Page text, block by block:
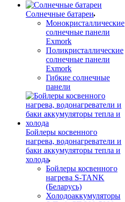
Солнечные батареи
Монокристаллические
солнечные панели
Exmork
Поликристаллические
солнечные панели
Exmork
Гибкие солнечные
панели
Бойлеры косвенного
нагрева, водонагреватели и
баки аккумуляторы тепла и
холода
Бойлеры косвенного
нагрева S-TANK
(Беларусь)
Холодоаккумуляторы